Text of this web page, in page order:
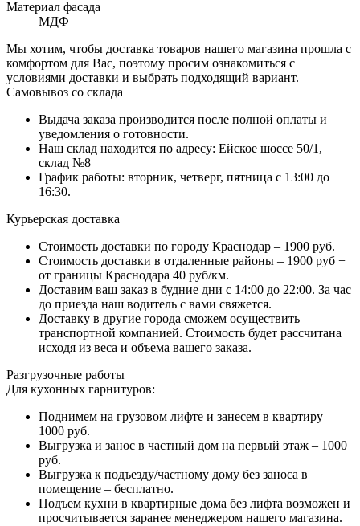
Материал фасада
МДФ
Мы хотим, чтобы доставка товаров нашего магазина прошла с
комфортом для Вас, поэтому просим ознакомиться с
условиями доставки и выбрать подходящий вариант.
Самовывоз со склада
Выдача заказа производится после полной оплаты и
уведомления о готовности.
Наш склад находится по адресу: Ейское шоссе 50/1,
склад №8
График работы: вторник, четверг, пятница с 13:00 до
16:30.
Курьерская доставка
Стоимость доставки по городу Краснодар – 1900 руб.
Стоимость доставки в отдаленные районы – 1900 руб +
от границы Краснодара 40 руб/км.
Доставим ваш заказ в будние дни с 14:00 до 22:00. За час
до приезда наш водитель с вами свяжется.
Доставку в другие города сможем осуществить
транспортной компанией. Стоимость будет рассчитана
исходя из веса и объема вашего заказа.
Разгрузочные работы
Для кухонных гарнитуров:
Поднимем на грузовом лифте и занесем в квартиру –
1000 руб.
Выгрузка и занос в частный дом на первый этаж – 1000
руб.
Выгрузка к подъезду/частному дому без заноса в
помещение – бесплатно.
Подъем кухни в квартирные дома без лифта возможен и
просчитывается заранее менеджером нашего магазина.